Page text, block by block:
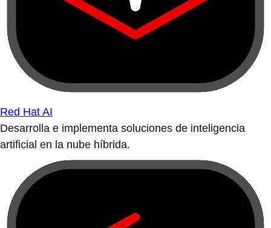
Red Hat AI
Desarrolla e implementa soluciones de inteligencia
artificial en la nube híbrida.